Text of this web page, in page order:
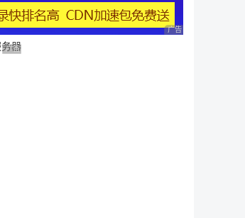
广告 商业广告，理性
广告 商业广告，理性选择